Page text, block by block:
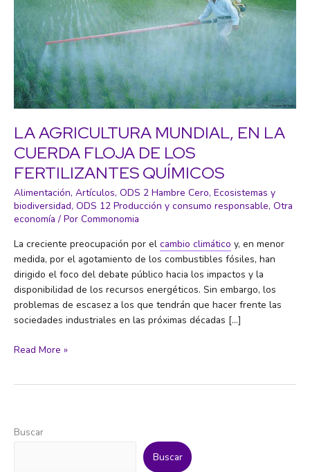
LA AGRICULTURA MUNDIAL, EN LA
CUERDA FLOJA DE LOS
FERTILIZANTES QUÍMICOS
Alimentación, Artículos, ODS 2 Hambre Cero, Ecosistemas y
biodiversidad, ODS 12 Producción y consumo responsable, Otra
economía / Por Commonomia
La creciente preocupación por el cambio climático y, en menor
medida, por el agotamiento de los combustibles fósiles, han
dirigido el foco del debate público hacia los impactos y la
disponibilidad de los recursos energéticos. Sin embargo, los
problemas de escasez a los que tendrán que hacer frente las
sociedades industriales en las próximas décadas […]
LA
Read More »
Buscar
Buscar